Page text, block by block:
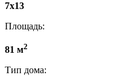
7x13
Площадь:
81 м2
Тип дома: